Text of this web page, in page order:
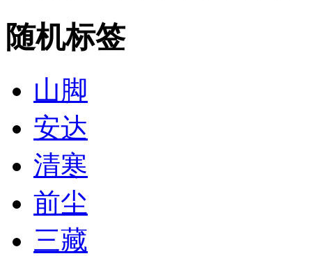
随机标签
山脚
安达
清寒
前尘
三藏